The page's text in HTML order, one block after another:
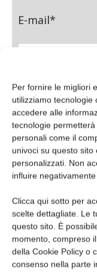
Per fornire le migliori
utilizziamo tecnologie
accedere alle
tecnologie
personali come il
univoci su questo
personalizzati. Non
influire
Clicca qui sotto per
scelte dettagliate. Le
questo sito. È
momento, compreso
della Cookie Policy o
consenso nella parte
E-mail*
Telefono
Oggetto
Messaggio